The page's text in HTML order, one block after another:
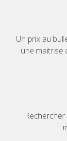
Un prix au
une maitrise